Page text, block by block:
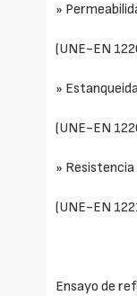
»
(UNE-EN
»
(UNE-EN
»
(UNE-EN
Ensayo de